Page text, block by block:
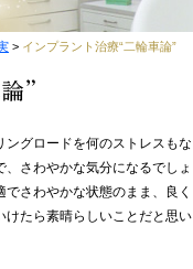
> インプラント治療“二輪車論”
グロードを何のストレスもな
さわやかな気分になるでしょ
さわやかな状態のまま、良く
けたら素晴らしいことだと思い